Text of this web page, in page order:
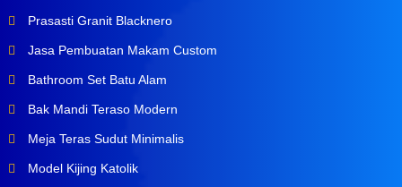
Prasasti Granit Blacknero
Jasa Pembuatan Makam Custom
Bathroom Set Batu Alam
Bak Mandi Teraso Modern
Meja Teras Sudut Minimalis
Model Kijing Katolik